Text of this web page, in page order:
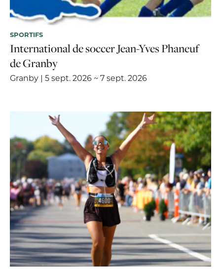
SPORTIFS
International de soccer Jean-Yves Phaneuf
de Granby
Granby | 5 sept. 2026 ~ 7 sept. 2026